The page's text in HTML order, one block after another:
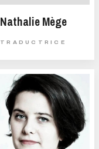
Nathalie Mège
TRADUCTRICE